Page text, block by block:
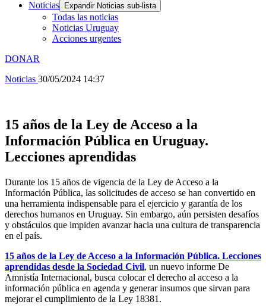
Noticias
Expandir Noticias sub-lista
Todas las noticias
Noticias Uruguay
Acciones urgentes
DONAR
Noticias 30/05/2024 14:37
15 años de la Ley de Acceso a la
Información Pública en Uruguay.
Lecciones aprendidas
Durante los 15 años de vigencia de la Ley de Acceso a la
Información Pública, las solicitudes de acceso se han convertido en
una herramienta indispensable para el ejercicio y garantía de los
derechos humanos en Uruguay. Sin embargo, aún persisten desafíos
y obstáculos que impiden avanzar hacia una cultura de transparencia
en el país.
15 años de la Ley de Acceso a la Información Pública. Lecciones
aprendidas desde la Sociedad Civil, un nuevo informe De
Amnistía Internacional, busca colocar el derecho al acceso a la
información pública en agenda y generar insumos que sirvan para
mejorar el cumplimiento de la Ley 18381.